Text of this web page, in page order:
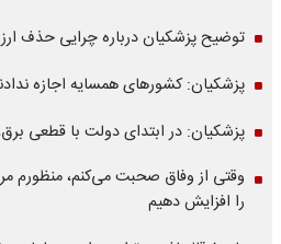
توضیح پزشکیان درباره چرایی حذف
پزشکیان: کشورهای همسایه اجازه
پزشکیان: در ابتدای دولت با قطعی
وقتی از وفاق صحبت می‌کنم، منظورم
را افزایش دهیم